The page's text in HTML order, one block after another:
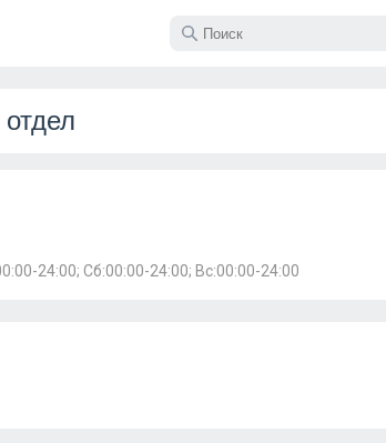
24:00; Сб:00:00-24:00; Вс:00:00-24:00